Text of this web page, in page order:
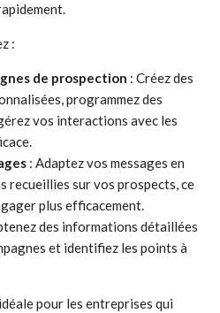
:
de prospection : Créez des
programmez des
vos interactions avec les
: Adaptez vos messages en
recueillies sur vos prospects, ce
plus efficacement.
des informations détaillées
et identifiez les points à
pour les entreprises qui